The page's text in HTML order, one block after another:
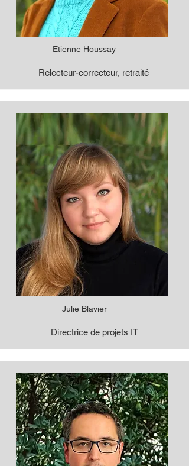
Etienne Houssay
Relecteur-correcteur, retraité
Julie Blavier
Directrice de projets IT